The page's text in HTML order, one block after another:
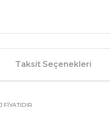
Taksit Seçenekleri
FİYATIDIR